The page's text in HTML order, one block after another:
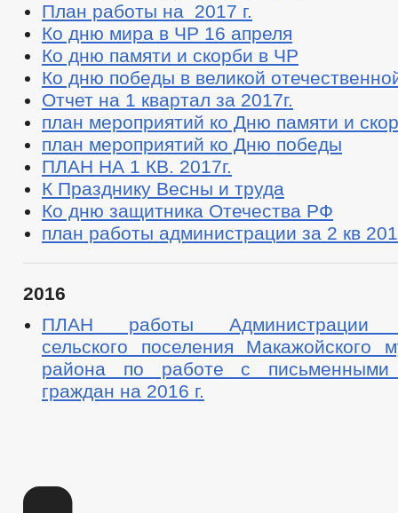
План работы на 2017 г.
Ко дню мира в ЧР 16 апреля
Ко дню памяти и скорби в ЧР
Ко дню победы в великой
Отчет на 1 квартал за 2017г.
план мероприятий ко Дню памяти и
план мероприятий ко Дню победы
ПЛАН НА 1 КВ. 2017г.
К Празднику Весны и труда
Ко дню защитника Отечества РФ
план работы администрации за 2 кв
2016
ПЛАН работы Администрации
сельского поселения Макажойского
района по работе с письменными
граждан на 2016 г.